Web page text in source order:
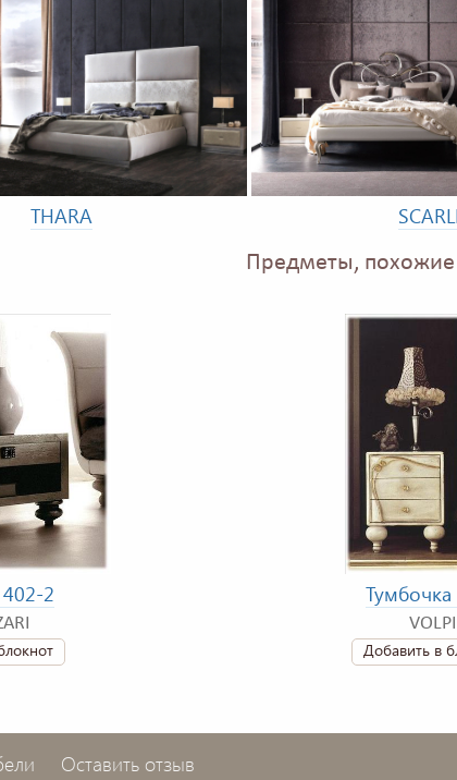
THARA
Предметы,
2 Тумбочка
VOLPI
Добавить в
Оставить отзыв